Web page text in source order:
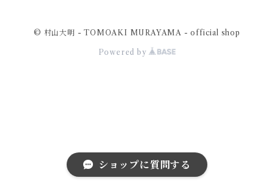
© 村山大明 - TOMOAKI MURAYAMA - official shop
Powered by
ショップに質問する